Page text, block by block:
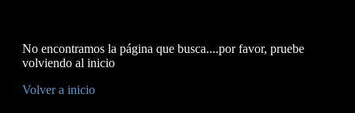
No encontramos la página que busca....por favor, pruebe
volviendo al inicio
Volver a inicio